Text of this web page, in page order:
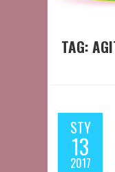
TAG:
STY
13
2017